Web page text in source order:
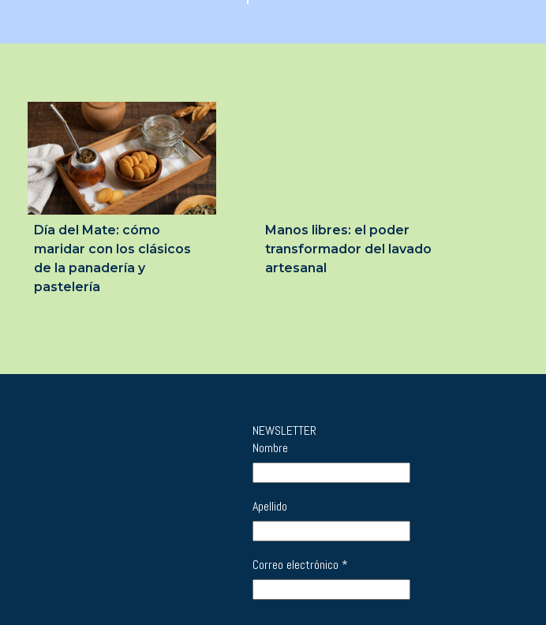
Día del Mate: cómo
maridar con los clásicos
de la panadería y
pastelería
Manos libres: el poder
transformador del lavado
artesanal
NEWSLETTER
Nombre
Apellido
Correo electrónico *